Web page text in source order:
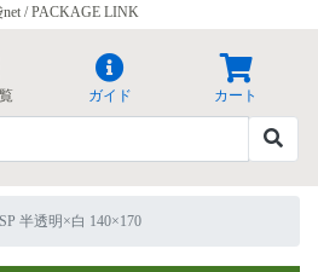
ガイド カート
半透明×白 140×170